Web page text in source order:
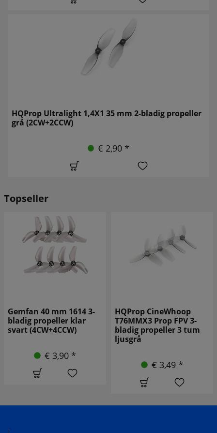
HQProp Ultralight 1,4X1 35 mm 2-bladig propeller
grå (2CW+2CCW)
€ 2,90 *
Topseller
HQProp CineWhoop
T76MMX3 Prop FPV 3-
bladig propeller 3 tum
Gemfan 31mm 1219S-3
3-bladig propeller WK
Blue (4CW+4CCW)